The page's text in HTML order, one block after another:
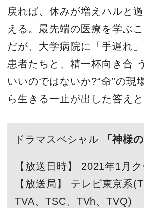
戻れば、休みが増えハルと
える。最先端の医療を学ぶこ
だが、大学病院に「手遅れ
患者たちと、精一杯向き合
いいのではないか?“命”の現
ら生きる一止が出した答えと
ドラマスペシャル 「神様
【放送日時】 2021年1月
【放送局】 テレビ東京系
TVA、TSC、TVh、TVQ)